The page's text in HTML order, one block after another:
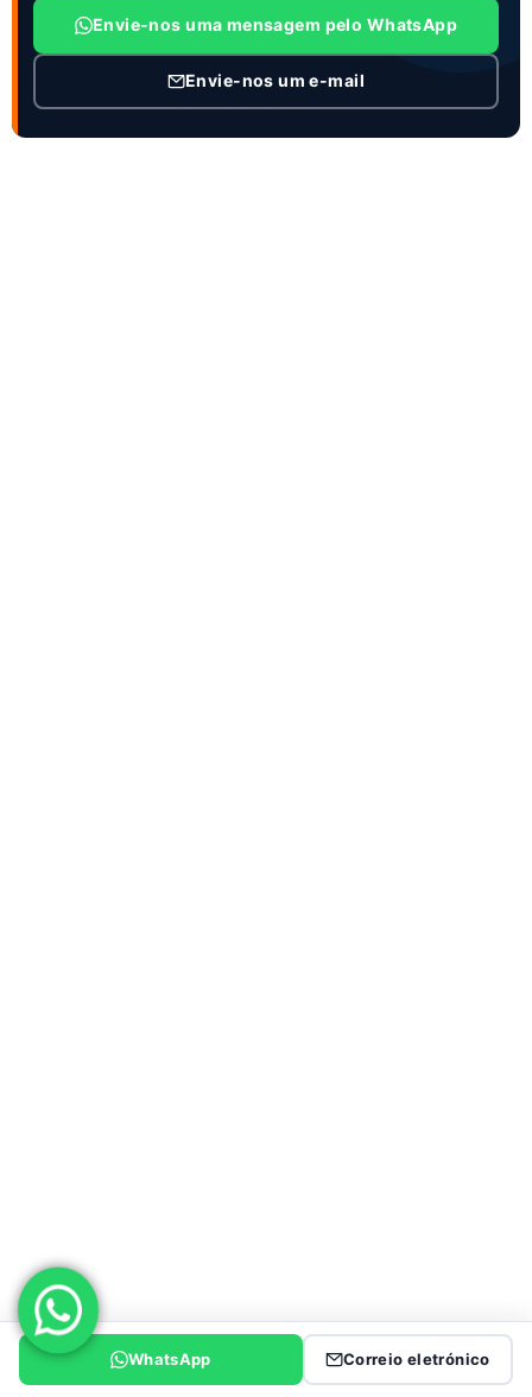
Envie-nos uma mensagem pelo WhatsApp
Envie-nos um e-mail
WhatsApp Correio eletrónico
Semi reboque de caixa
Superlink Trailer